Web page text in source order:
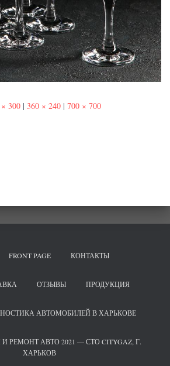
300 | 360 × 240 | 700 × 700
FRONT PAGE КОНТАКТЫ
ОТЗЫВЫ ПРОДУКЦИЯ
АВТОМОБИЛЕЙ В ХАРЬКОВЕ
РЕМОНТ АВТО 2021 — СТО CITYGAZ, Г.
ХАРЬКОВ